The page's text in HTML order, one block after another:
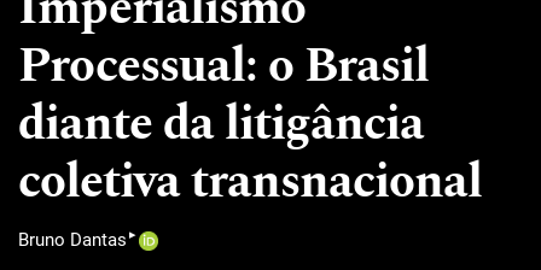
Processual: o Brasil
diante da litigância
coletiva transnacional
Bruno Dantas ▸